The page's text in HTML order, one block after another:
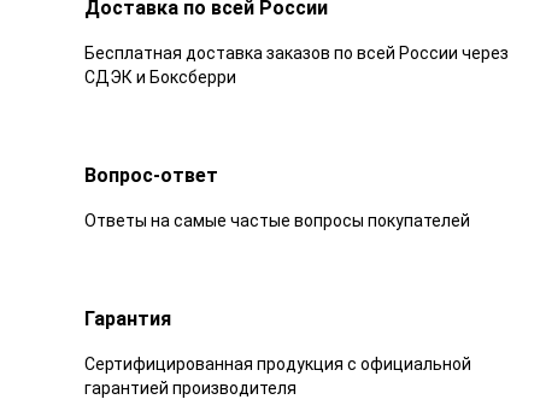
Доставка по всей России
Бесплатная доставка заказов по всей России через
СДЭК и Боксберри
Вопрос-ответ
Ответы на самые частые вопросы покупателей
Гарантия
Сертифицированная продукция с официальной
гарантией производителя